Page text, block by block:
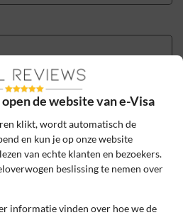
de website van e-Visa
klikt, wordt automatisch de
en kun je op onze website
van echte klanten en bezoekers.
beslissing te nemen over
informatie vinden over hoe we de